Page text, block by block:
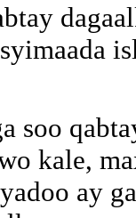
soo
kale,
ay